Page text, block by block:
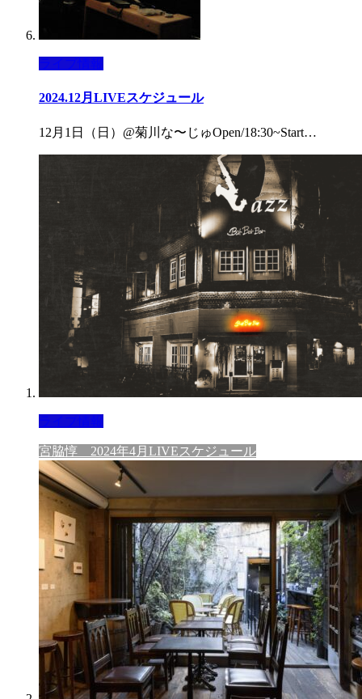
ライブ情報
2024.12月LIVEスケジュール
12月1日（日）@菊川な〜じゅOpen/18:30~Start…
ライブ情報
宮脇惇 2024年4月LIVEスケジュール